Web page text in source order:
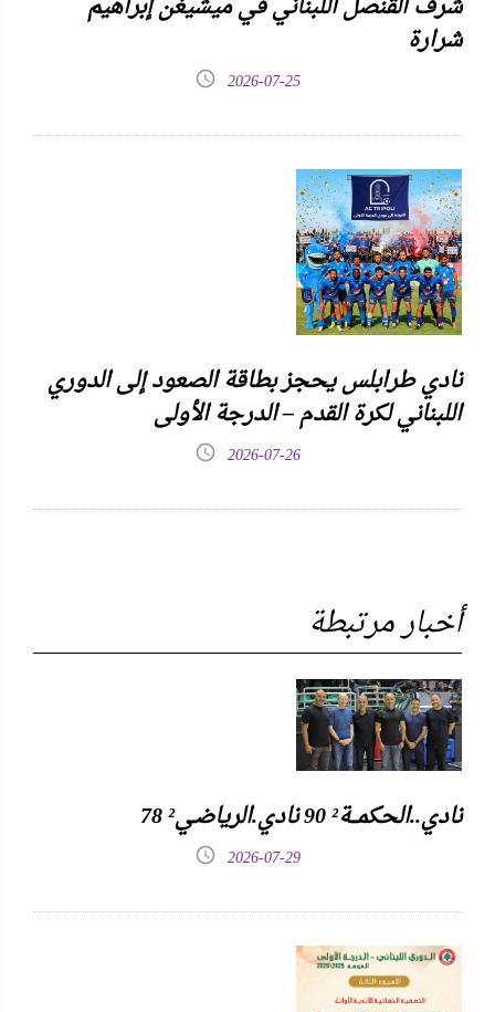
شرارة
2026-07-25
نادي طرابلس يحجز بطاقة الصعود إلى الدوري
اللبناني لكرة القدم – الدرجة الأولى
2026-07-26
أخبار مرتبطة
نادي..الحكمـــة² 90 نادي.الرياضـي² 78
2026-07-29